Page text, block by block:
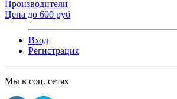
Производители
Цена до 600 руб
Вход
Регистрация
Мы в соц. сетях